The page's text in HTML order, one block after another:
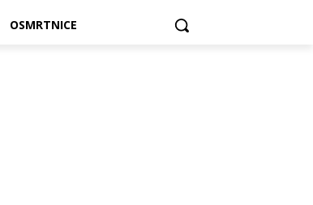
OSMRTNICE